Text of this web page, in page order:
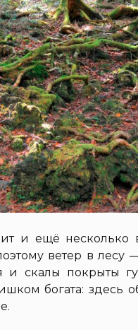
и ещё несколько
ветер в лесу
и скалы покрыты
богата: здесь